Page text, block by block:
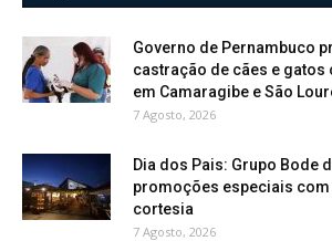
Governo de Pernambuco
castração de cães e
em Camaragibe e São
7 Agosto, 2026
Dia dos Pais: Grupo Bode
promoções especiais
cortesia
7 Agosto, 2026